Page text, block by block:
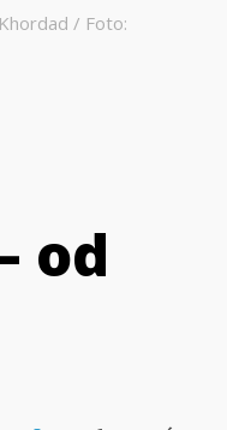
/ Foto:
od